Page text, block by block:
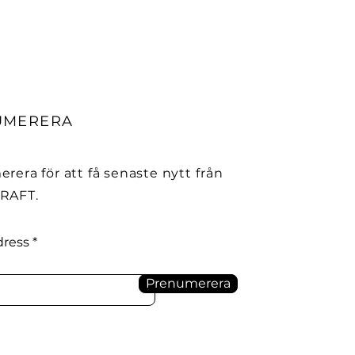
för att få senaste nytt från
Prenumerera